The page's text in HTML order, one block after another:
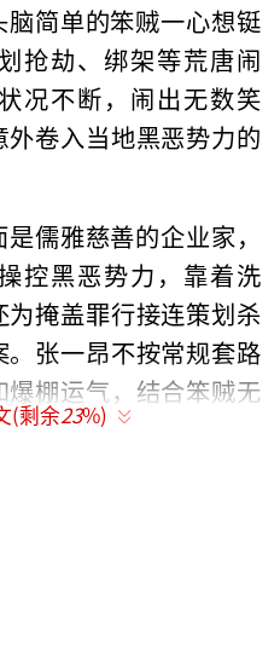
简单的笨贼一心想铤
抢劫、绑架等荒唐闹
况不断，闹出无数笑
卷入当地黑恶势力的
儒雅慈善的企业家，
控黑恶势力，靠着洗
掩盖罪行接连策划杀
张一昂不按常规套路
棚运气，结合笨贼无
步步拨开迷雾，逐层
(剩余23%)